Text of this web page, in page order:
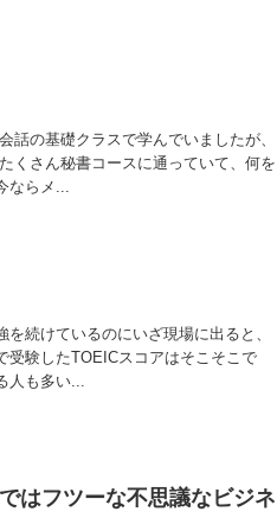
話の基礎クラスで学んでいましたが、
くさん秘書コースに通っていて、何を
らメ...
続けているのにいざ現場に出ると、
受験したTOEICスコアはそこそこで
人も多い...
はフツーな不思議なビジネ